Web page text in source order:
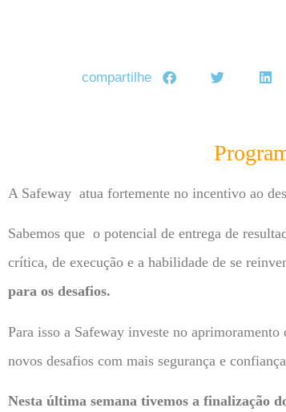
compartilhe
A Safeway atua fortemente no incentivo ao
Sabemos que o potencial de entrega de
crítica, de execução e a habilidade de se
para os desafios.
Para isso a Safeway investe no
novos desafios com mais segurança e
Nesta última semana tivemos a finalização